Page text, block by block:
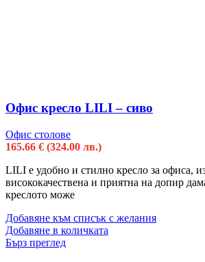
Офис кресло LILI – сиво
Офис столове
165.66 € (324.00 лв.)
LILI e удобно и стилно кресло за офиса,
висококачествена и приятна на допир
креслото може
Добавяне към списък с желания
Добавяне в количката
Бърз преглед